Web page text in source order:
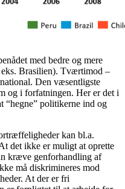
med bedre og mere
Brasilien). Tværtimod –
Den væsentligste
og i forfatningen. Her er det i
“hegne” politikerne ind og
kan bl.a.
det ikke er muligt at oprette
kræve genforhandling af
må diskrimineres mod
At der er fri